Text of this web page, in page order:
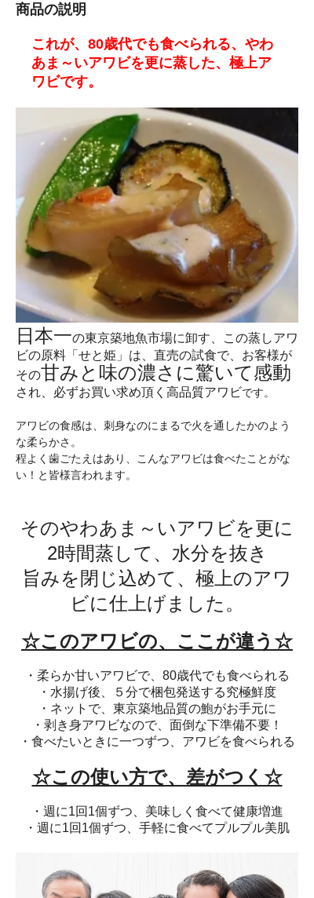
商品の説明
これが、80歳代でも食べられる、やわ
あま～いアワビを更に蒸した、極上ア
ワビです。
日本一の東京築地魚市場に卸す、この蒸しアワ
ビの原料「せと姫」は、直売の試食で、お客様が
その甘みと味の濃さに驚いて感動
され、必ずお買い求め頂く高品質アワビです。
アワビの食感は、刺身なのにまるで火を通したかのよう
な柔らかさ。
程よく歯ごたえはあり、こんなアワビは食べたことがな
い！と皆様言われます。
そのやわあま～いアワビを更に
2時間蒸して、水分を抜き
旨みを閉じ込めて、極上のアワ
ビに仕上げました。
☆このアワビの、ここが違う☆
・柔らか甘いアワビで、80歳代でも食べられる
・水揚げ後、５分で梱包発送する究極鮮度
・ネットで、東京築地品質の鮑がお手元に
・剥き身アワビなので、面倒な下準備不要！
・食べたいときに一つずつ、アワビを食べられる
☆この使い方で、差がつく☆
・週に1回1個ずつ、美味しく食べて健康増進
・週に1回1個ずつ、手軽に食べてプルプル美肌